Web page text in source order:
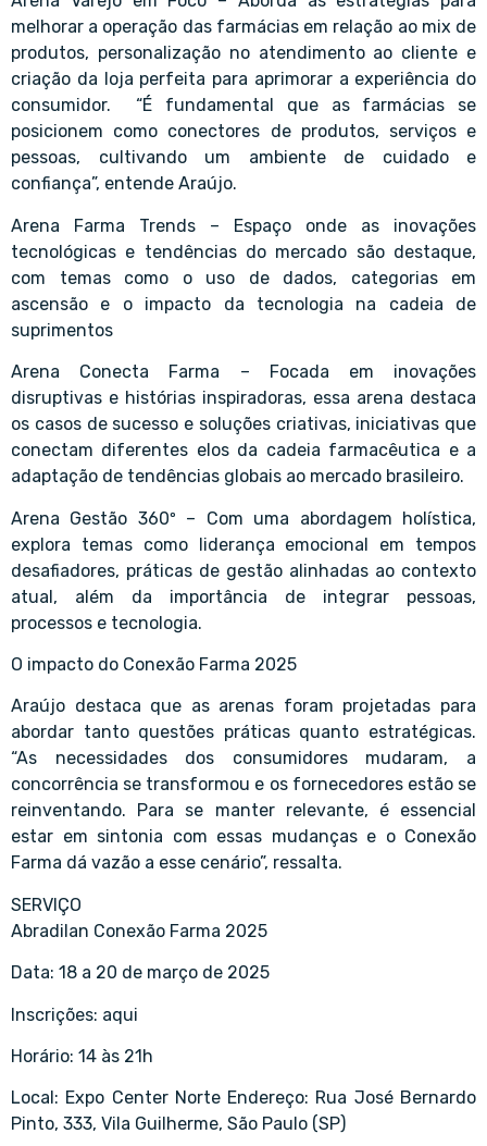
melhorar a operação das farmácias em relação ao mix de
produtos, personalização no atendimento ao cliente e
criação da loja perfeita para aprimorar a experiência do
consumidor. “É fundamental que as farmácias se
posicionem como conectores de produtos, serviços e
pessoas, cultivando um ambiente de cuidado e
confiança”, entende Araújo.
Arena Farma Trends – Espaço onde as inovações
tecnológicas e tendências do mercado são destaque,
com temas como o uso de dados, categorias em
ascensão e o impacto da tecnologia na cadeia de
suprimentos
Arena Conecta Farma – Focada em inovações
disruptivas e histórias inspiradoras, essa arena destaca
os casos de sucesso e soluções criativas, iniciativas que
conectam diferentes elos da cadeia farmacêutica e a
adaptação de tendências globais ao mercado brasileiro.
Arena Gestão 360º – Com uma abordagem holística,
explora temas como liderança emocional em tempos
desafiadores, práticas de gestão alinhadas ao contexto
atual, além da importância de integrar pessoas,
processos e tecnologia.
O impacto do Conexão Farma 2025
Araújo destaca que as arenas foram projetadas para
abordar tanto questões práticas quanto estratégicas.
“As necessidades dos consumidores mudaram, a
concorrência se transformou e os fornecedores estão se
reinventando. Para se manter relevante, é essencial
estar em sintonia com essas mudanças e o Conexão
Farma dá vazão a esse cenário”, ressalta.
SERVIÇO
Abradilan Conexão Farma 2025
Data: 18 a 20 de março de 2025
Inscrições: aqui
Horário: 14 às 21h
Local: Expo Center Norte Endereço: Rua José Bernardo
Pinto, 333, Vila Guilherme, São Paulo (SP)